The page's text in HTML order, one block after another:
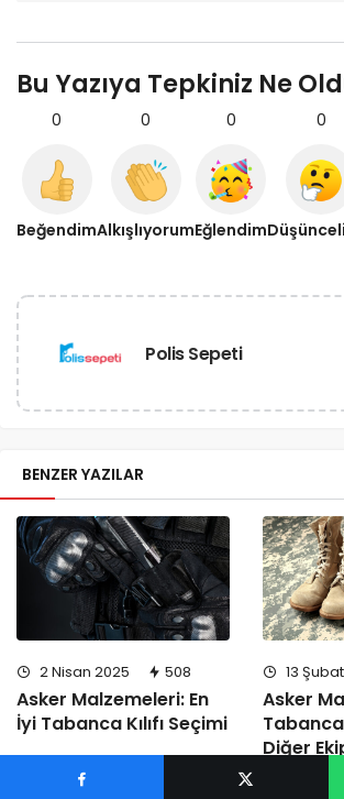
Bu Yazıya Tepkiniz Ne
0
Beğendim
0
Alkışlıyorum
0
Eğlendim
0
Polis Sepeti
BENZER YAZILAR
2 Nisan 2025 508
Asker Malzemeleri: En
İyi Tabanca Kılıfı Seçimi
13
Asker
Tabanca
Diğer